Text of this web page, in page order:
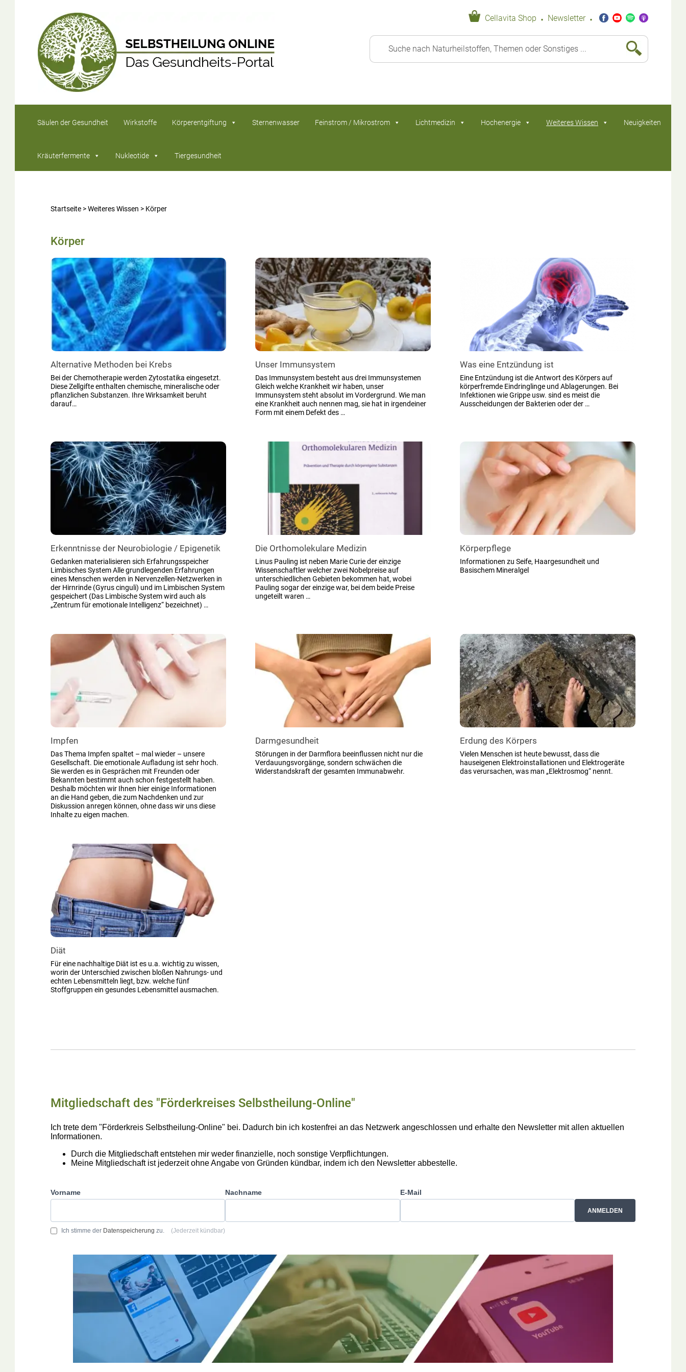
Cellavita Shop · Newsletter ·
Säulen der Gesundheit Wirkstoffe Körperentgiftung Sternenwasser Feinstrom / Mikrostrom Lichtmedizin Hochenergie Weiteres Wissen Neuigkeiten
Kräuterfermente Nukleotide Tiergesundheit
Startseite >Weiteres Wissen > Körper
Körper
Alternative Methoden bei Krebs
Bei der Chemotherapie werden Zytostatika eingesetzt.
Diese Zellgifte enthalten chemische, mineralische oder
pflanzlichen Substanzen. Ihre Wirksamkeit beruht
darauf…
Unser Immunsystem
Das Immunsystem besteht aus drei Immunsystemen
Gleich welche Krankheit wir haben, unser
Immunsystem steht absolut im Vordergrund. Wie man
eine Krankheit auch nennen mag, sie hat in irgendeiner
Form mit einem Defekt des …
Was eine Entzündung ist
Eine Entzündung ist die Antwort des Körpers auf
körperfremde Eindringlinge und Ablagerungen. Bei
Infektionen wie Grippe usw. sind es meist die
Ausscheidungen der Bakterien oder der …
Erkenntnisse der Neurobiologie / Epigenetik
Gedanken materialisieren sich Erfahrungsspeicher
Limbisches System Alle grundlegenden Erfahrungen
eines Menschen werden in Nervenzellen-Netzwerken in
der Hirnrinde (Gyrus cinguli) und im Limbischen System
gespeichert (Das Limbische System wird auch als
„Zentrum für emotionale Intelligenz“ bezeichnet) …
Die Orthomolekulare Medizin
Linus Pauling ist neben Marie Curie der einzige
Wissenschaftler welcher zwei Nobelpreise auf
unterschiedlichen Gebieten bekommen hat, wobei
Pauling sogar der einzige war, bei dem beide Preise
ungeteilt waren …
Körperpflege
Informationen zu Seife, Haargesundheit und
Basischem Mineralgel
Impfen
Das Thema Impfen spaltet – mal wieder – unsere
Gesellschaft. Die emotionale Aufladung ist sehr hoch.
Sie werden es in Gesprächen mit Freunden oder
Bekannten bestimmt auch schon festgestellt haben.
Deshalb möchten wir Ihnen hier einige Informationen
an die Hand geben, die zum Nachdenken und zur
Diskussion anregen können, ohne dass wir uns diese
Inhalte zu eigen machen.
Darmgesundheit
Störungen in der Darmflora beeinflussen nicht nur die
Verdauungsvorgänge, sondern schwächen die
Widerstandskraft der gesamten Immunabwehr.
Erdung des Körpers
Vielen Menschen ist heute bewusst, dass die
hauseigenen Elektroinstallationen und Elektrogeräte
das verursachen, was man „Elektrosmog“ nennt.
Diät
Für eine nachhaltige Diät ist es u.a. wichtig zu wissen,
worin der Unterschied zwischen bloßen Nahrungs- und
echten Lebensmitteln liegt, bzw. welche fünf
Stoffgruppen ein gesundes Lebensmittel ausmachen.
Mitgliedschaft des "Förderkreises Selbstheilung-Online"
Ich trete dem "Förderkreis Selbstheilung-Online" bei. Dadurch bin ich kostenfrei an das Netzwerk angeschlossen und erhalte den Newsletter mit allen aktuellen
Informationen.
Durch die Mitgliedschaft entstehen mir weder finanzielle, noch sonstige Verpflichtungen.
Meine Mitgliedschaft ist jederzeit ohne Angabe von Gründen kündbar, indem ich den Newsletter abbestelle.
Vorname Nachname E-Mail
ANMELDEN
Ich stimme der Datenspeicherung zu. (Jederzeit kündbar)